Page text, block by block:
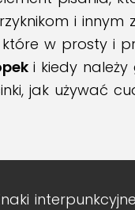
i
w prosty i
i kiedy
jak używać